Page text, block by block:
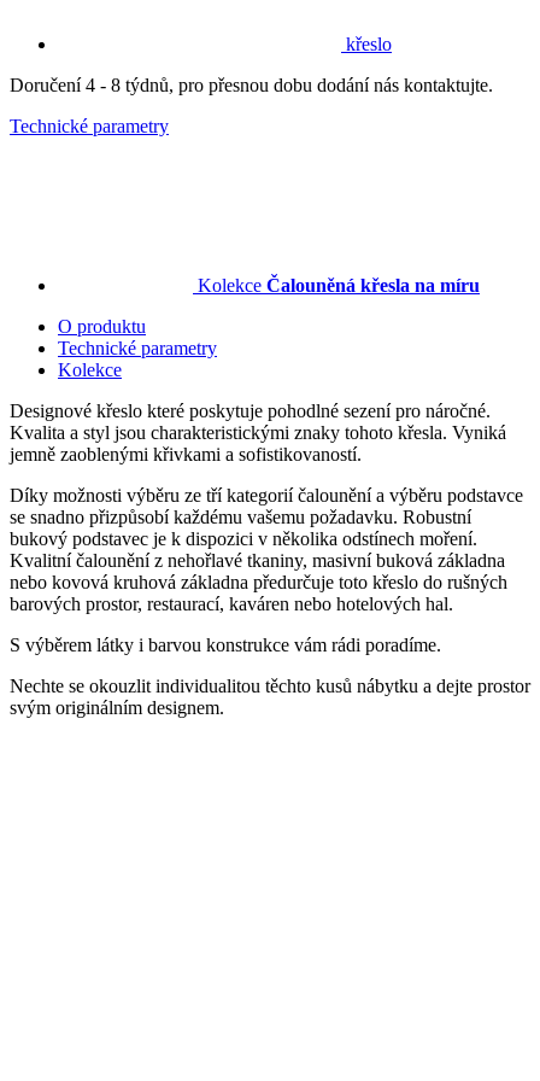
křeslo
Doručení 4 - 8 týdnů, pro přesnou dobu dodání nás kontaktujte.
Technické parametry
Kolekce Čalouněná křesla na míru
O produktu
Technické parametry
Kolekce
Designové křeslo které poskytuje pohodlné sezení pro náročné.
Kvalita a styl jsou charakteristickými znaky tohoto křesla. Vyniká
jemně zaoblenými křivkami a sofistikovaností.
Díky možnosti výběru ze tří kategorií čalounění a výběru podstavce
se snadno přizpůsobí každému vašemu požadavku. Robustní
bukový podstavec je k dispozici v několika odstínech moření.
Kvalitní čalounění z nehořlavé tkaniny, masivní buková základna
nebo kovová kruhová základna předurčuje toto křeslo do rušných
barových prostor, restaurací, kaváren nebo hotelových hal.
S výběrem látky i barvou konstrukce vám rádi poradíme.
Nechte se okouzlit individualitou těchto kusů nábytku a dejte prostor
svým originálním designem.